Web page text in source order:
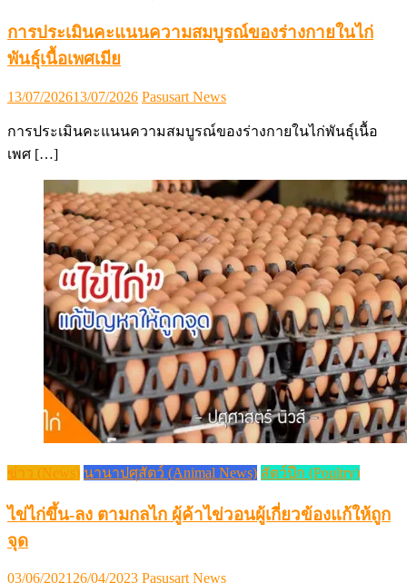
การประเมินคะแนนความสมบูรณ์ของร่างกายในไก่
พันธุ์เนื้อเพศเมีย
Posted
13/07/202613/07/2026 Author
Pasusart News
การประเมินคะแนนความสมบูรณ์ของร่างกายในไก่พันธุ์เนื้อ
เพศ […]
ข่าว (News) นานาปศุสัตว์ (Animal News) สัตว์ปีก (Poultry)
ไข่ไก่ขึ้น-ลง ตามกลไก ผู้ค้าไข่วอนผู้เกี่ยวข้องแก้ให้ถูก
จุด
Posted
03/06/202126/04/2023 Author
Pasusart News